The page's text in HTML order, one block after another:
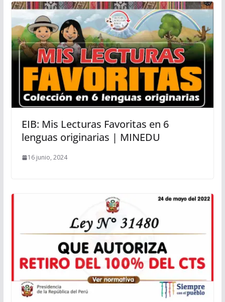
EIB: Mis Lecturas Favoritas en 6
lenguas originarias | MINEDU
16 junio, 2024